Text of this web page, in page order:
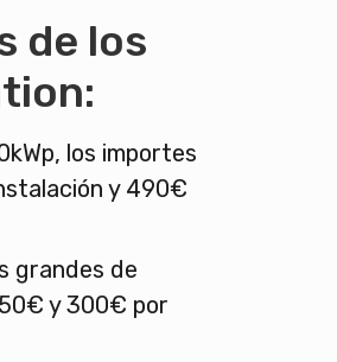
de los
los importes
y 490€
grandes de
y 300€ por